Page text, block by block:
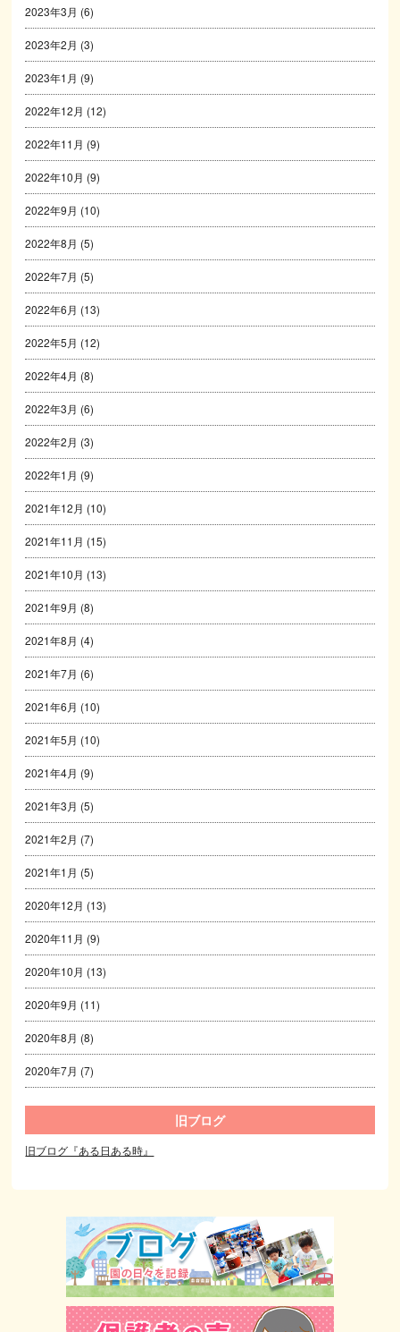
2023年3月 (6)
2023年2月 (3)
2023年1月 (9)
2022年12月 (12)
2022年11月 (9)
2022年10月 (9)
2022年9月 (10)
2022年8月 (5)
2022年7月 (5)
2022年6月 (13)
2022年5月 (12)
2022年4月 (8)
2022年3月 (6)
2022年2月 (3)
2022年1月 (9)
2021年12月 (10)
2021年11月 (15)
2021年10月 (13)
2021年9月 (8)
2021年8月 (4)
2021年7月 (6)
2021年6月 (10)
2021年5月 (10)
2021年4月 (9)
2021年3月 (5)
2021年2月 (7)
2021年1月 (5)
2020年12月 (13)
2020年11月 (9)
2020年10月 (13)
2020年9月 (11)
2020年8月 (8)
2020年7月 (7)
旧ブログ
旧ブログ『ある日ある時』